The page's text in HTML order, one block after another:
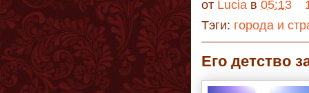
от Lucia в 05:13
Тэги: города и
Его детство